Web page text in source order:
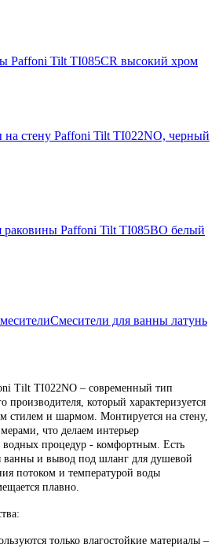
Paffoni Tilt TI085CR высокий хром
раковины Paffoni Tilt TI085BO белый
Смесители для ванны латунь
Tilt TI022NO – современный тип
производителя, который характеризуется
стилем и шармом. Монтируется на стену,
что делаем интерьер
водных процедур - комфортным. Есть
ванны и вывод под шланг для душевой
потоком и температурой воды
плавно.
только влагостойкие материалы –